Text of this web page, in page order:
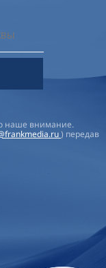
наше внимание.
) передав